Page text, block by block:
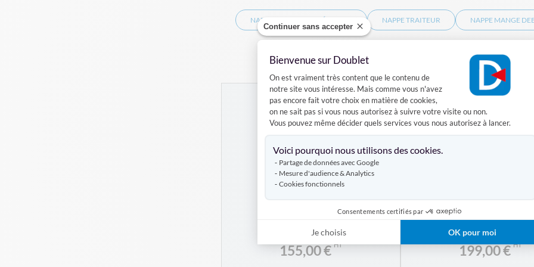
Continuer sans accepter
Bienvenue sur Doublet
Plateforme de Gestion du Consentement
On est vraiment très content que le contenu de
notre site vous intéresse. Mais comme vous n'avez
pas encore fait votre choix en matière de cookies,
on ne sait pas si vous nous autorisez à suivre votre visite ou non.
Vous pouvez même décider quels services vous nous autorisez à lancer.
Voici pourquoi nous utilisons des cookies.
Partage de données avec Google
Mesure d'audience & Analytics
Cookies fonctionnels
Consentements certifiés par
Je choisis OK pour moi
NAPPE PERSONNALISÉE LOGO NAPPE TRAITEUR NAPPE MANGE
Produits similaires
personnalisée avec zips
À PARTIR DE
155,00 €
Nappe imprimée
À PARTIR DE
199,00 €